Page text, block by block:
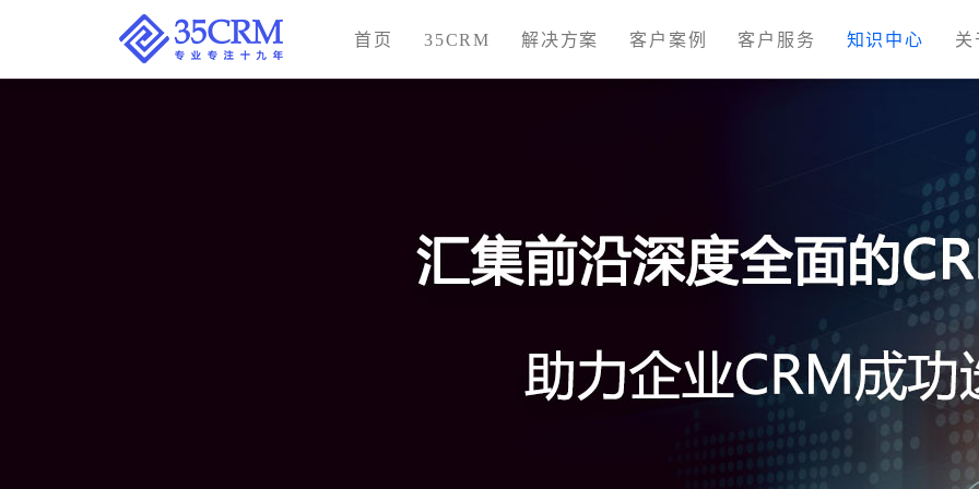
首页 35CRM 解决方案 客户案例 客户服务 知识中心 关